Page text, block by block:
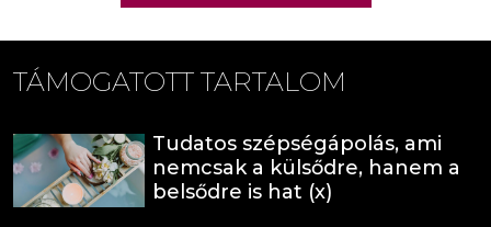
TÁMOGATOTT TARTALOM
Tudatos szépségápolás, ami
nemcsak a külsődre, hanem a
belsődre is hat (x)